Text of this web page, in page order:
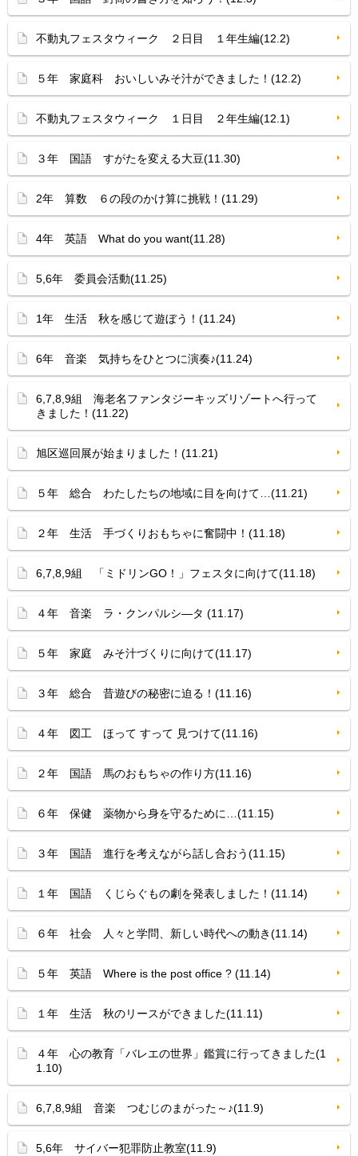
不動丸フェスタウィーク ２日目 １年生編(12.2)
５年 家庭科 おいしいみそ汁ができました！(12.2)
不動丸フェスタウィーク １日目 ２年生編(12.1)
３年 国語 すがたを変える大豆(11.30)
2年 算数 ６の段のかけ算に挑戦！(11.29)
4年 英語 What do you want(11.28)
5,6年 委員会活動(11.25)
1年 生活 秋を感じて遊ぼう！(11.24)
6年 音楽 気持ちをひとつに演奏♪(11.24)
6,7,8,9組 海老名ファンタジーキッズリゾートへ行って
きました！(11.22)
旭区巡回展が始まりました！(11.21)
５年 総合 わたしたちの地域に目を向けて…(11.21)
２年 生活 手づくりおもちゃに奮闘中！(11.18)
6,7,8,9組 「ミドリンGO！」フェスタに向けて(11.18)
４年 音楽 ラ・クンパルシ—タ (11.17)
５年 家庭 みそ汁づくりに向けて(11.17)
３年 総合 昔遊びの秘密に迫る！(11.16)
４年 図工 ほって すって 見つけて(11.16)
２年 国語 馬のおもちゃの作り方(11.16)
６年 保健 薬物から身を守るために…(11.15)
３年 国語 進行を考えながら話し合おう(11.15)
１年 国語 くじらぐもの劇を発表しました！(11.14)
６年 社会 人々と学問、新しい時代への動き(11.14)
５年 英語 Where is the post office ? (11.14)
１年 生活 秋のリースができました(11.11)
４年 心の教育「バレエの世界」鑑賞に行ってきました(1
1.10)
6,7,8,9組 音楽 つむじのまがった～♪(11.9)
5,6年 サイバー犯罪防止教室(11.9)